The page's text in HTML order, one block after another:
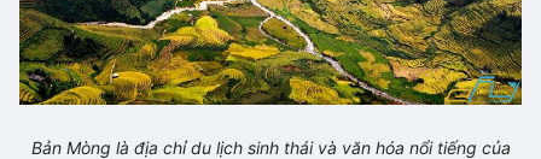
Bản Mòng là địa chỉ du lịch sinh thái và văn hóa nổi tiếng của